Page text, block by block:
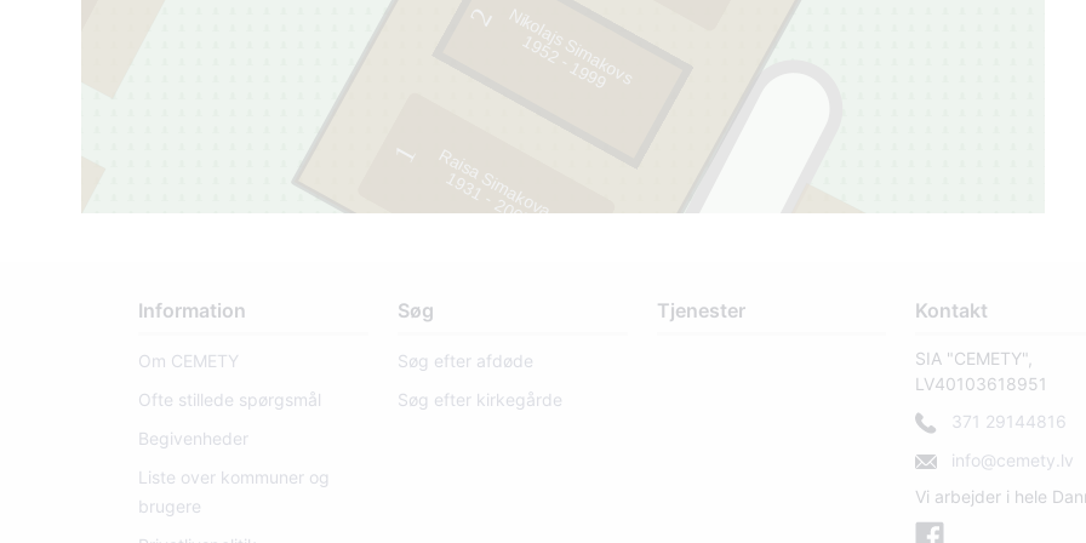
1
2
Raisa Simakova
1
931-200
5
Nikolajs Simakovs
1952-199
9
Information
Om CEMETY
Ofte stillede spørgsmål
Begivenheder
Liste over kommuner og
brugere
Søg
Søg efter afdøde
Søg efter kirkegårde
Tjenester Kontakt
SIA "CEMETY",
LV40103618951
371 29144816
info@cemety.lv
Vi arbejder i hele